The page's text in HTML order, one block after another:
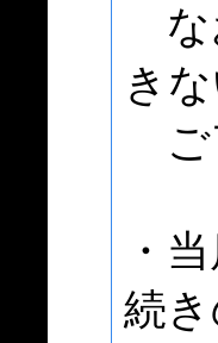
な
き
ご
・
続